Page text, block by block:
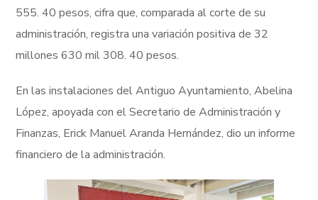
555. 40 pesos, cifra que, comparada al corte de su
administración, registra una variación positiva de 32
millones 630 mil 308. 40 pesos.
En las instalaciones del Antiguo Ayuntamiento, Abelina
López, apoyada con el Secretario de Administración y
Finanzas, Erick Manuel Aranda Hernández, dio un informe
financiero de la administración.